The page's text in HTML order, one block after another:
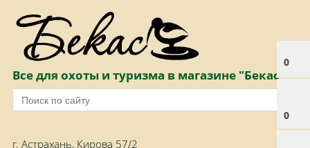
0
0
Все для охоты и туризма в магазине "Бекас"
г. Астрахань, Кирова 57/2